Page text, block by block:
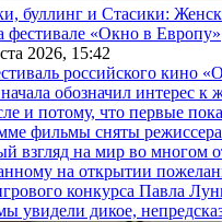
буллинг и Стасики:
фестивале «Окно в Европу»
2026, 15:42
российского кино
обозначил интерес к
и потому, что первые
фильмы сняты
взгляд на мир во многом
на открытии
конкурса Павла
увидели дикое,